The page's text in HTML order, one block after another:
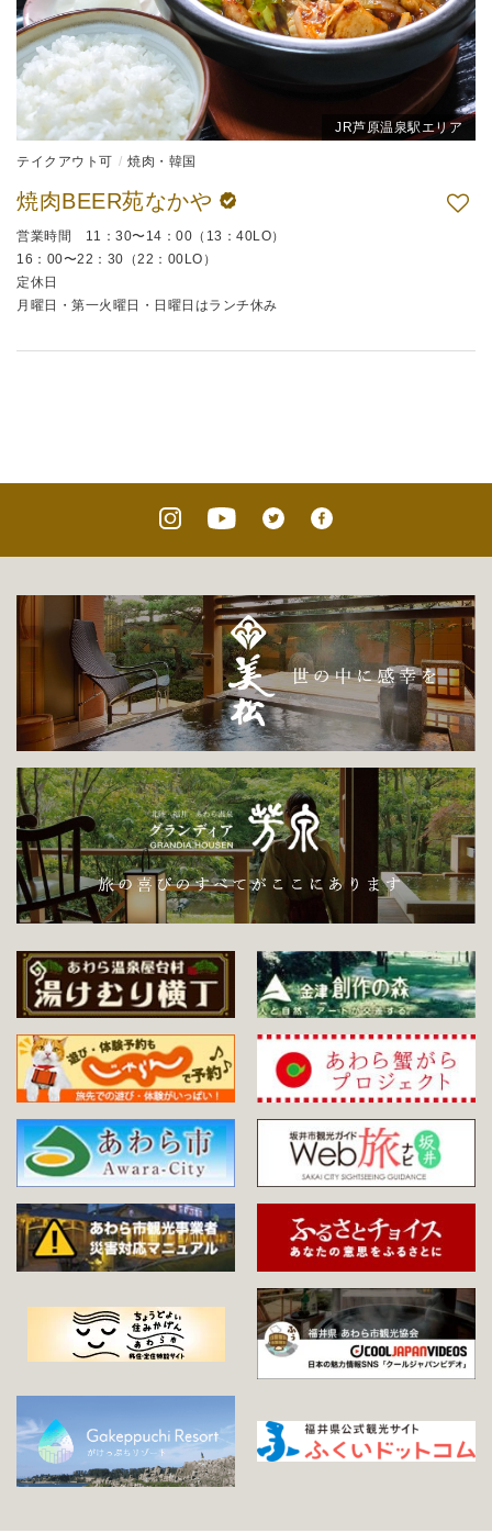
JR芦原温泉駅エリア
テイクアウト可 焼肉・韓国
焼肉BEER苑なかや
営業時間 11：30〜14：00（13：40LO）
16：00〜22：30（22：00LO）
定休日
月曜日・第一火曜日・日曜日はランチ休み